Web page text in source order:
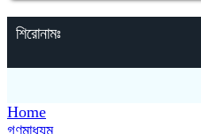
শিরোনামঃ
Home
গণমাধ্যম